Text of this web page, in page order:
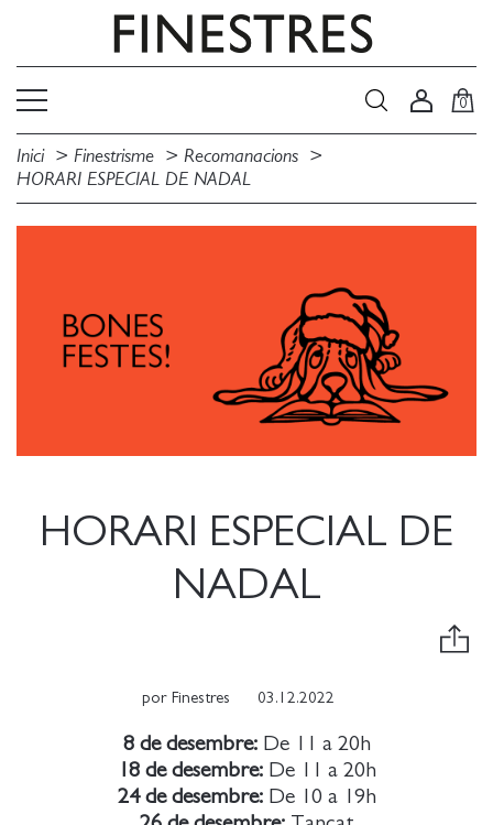
0
Inici Finestrisme
Recomanacions
HORARI ESPECIAL DE NADAL
HORARI ESPECIAL DE
NADAL
por Finestres 03.12.2022
8 de desembre: De 11 a 20h
18 de desembre: De 11 a 20h
24 de desembre: De 10 a 19h